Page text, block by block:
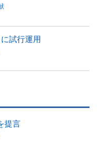
試行運用
提言